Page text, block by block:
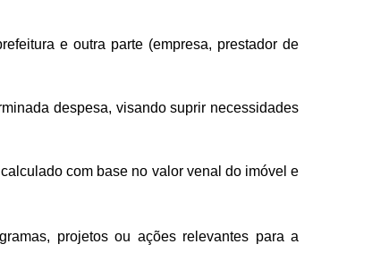
e outra parte (empresa, prestador de
despesa, visando suprir necessidades
com base no valor venal do imóvel e
projetos ou ações relevantes para a